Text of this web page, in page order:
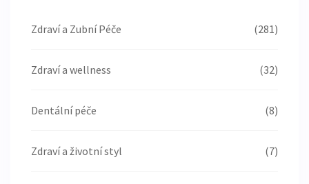
Zdraví a Zubní Péče (281)
Zdraví a wellness (32)
Dentální péče (8)
Zdraví a životní styl (7)